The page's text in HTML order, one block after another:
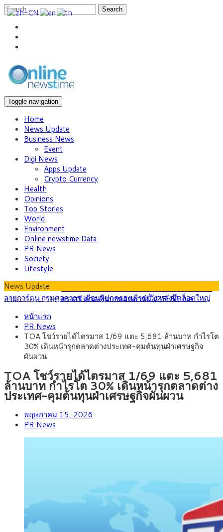
Search
Toggle navigation
Home
News Update
Business News
Event
Digi News
Apps Update
Crypto Currency
Health
Opinions
Top Stories
World
Environment
Online newstime Data
PR News
Society
Lifestyle
News Update
กรกฎาคม 27, 2026 กรุงศรี คาดเงินบาทสัปดาห์นี้ (27–31 ก.ค.
หน้ารถไฟฟ้าสงขลา โมโนเรล 12.54 กม. เชื่อมเมืองหาดใหญ่
สิงหาคม 4, 2026
หัวเพียง 2,618 บาท เสนอทบทวนจัดสรรงบให้สอดคล้องภาระงาน
จริง
สิงหาคม 3, 2026 กรุงศรี คาดเงินบาทสัปดาห์นี้ซื้อขายในกรอบ
33.00-33.60 ติดตามข้อมูลจ้างงานสหรัฐฯ
สิงหาคม 1, 2026 “เอกนิติ” เปิดเครื่องยนต์เศรษฐกิจใหม่ของไทย เดิน
หน้า 5 ยุทธศาสตร์ รื้อโครงสร้างเศรษฐกิจ ดันไทยโตเต็มศักยภาพ
กรกฎาคม 27, 2026 ภัยเงียบใกล้ตัวเด็ก LSD “แสตมป์เมา” ยาเสพติด
ลายการ์ตูน กรมศุลกากร เตือนผู้ปกครองเฝ้าระวัง หลังยึดล็อตใหญ่
จากเยอรมนี
หน้าแรก
PR News
TOA โชว์รายได้ไตรมาส 1/69 แตะ 5,681 ล้านบาท กำไรโต
30% เดินหน้ารุกตลาดต่างประเทศ-คุมต้นทุนฝ่าเศรษฐกิจ
ผันผวน
TOA โชว์รายได้ไตรมาส 1/69 แตะ 5,681
ล้านบาท กำไรโต 30% เดินหน้ารุกตลาดต่าง
ประเทศ-คุมต้นทุนฝ่าเศรษฐกิจผันผวน
พฤษภาคม 15, 2026
PR News